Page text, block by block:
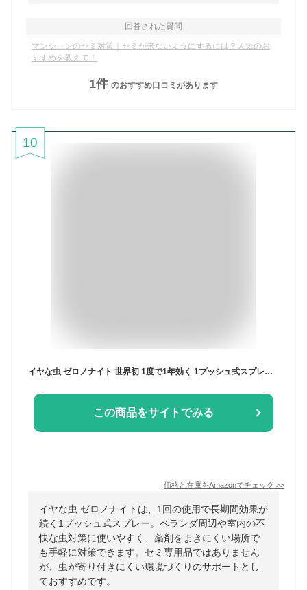
回答された質問
マンションのセミ対策｜セミが来ないようにするには？人気のお
すすめを教えて！
1件 のおすすめ口コミがあります
10
この商品をサイトでみる
価格と在庫をAmazonでチェック >>
イヤな虫 ゼロノナイトは、1回の使用で長期間効果が
続く1プッシュ式スプレー。ベランダ周辺や室内の不
快な虫対策に使いやすく、薬剤をまきにくい場所で
も手軽に対策できます。セミ専用品ではありません
が、虫が寄り付きにくい環境づくりのサポートとし
ておすすめです。